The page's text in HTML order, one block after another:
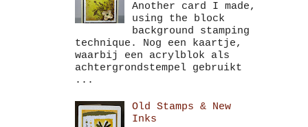
Another card I made,
using the block
background stamping
technique. Nog een kaartje,
waarbij een acrylblok als
achtergrondstempel gebruikt
...
Old Stamps & New
Inks